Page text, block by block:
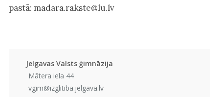
pastā: madara.rakste@lu.lv
Jelgavas Valsts ģimnāzija
Mātera iela 44
vgim@izglitiba.jelgava.lv